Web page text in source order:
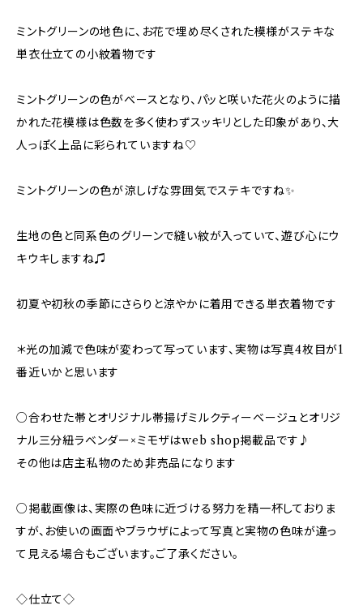
ミントグリーンの地色に、お花で埋め尽くされた模様がステキな
単衣仕立ての小紋着物です
ミントグリーンの色がベースとなり、パッと咲いた花火のように描
かれた花模様は色数を多く使わずスッキリとした印象があり、大
人っぽく上品に彩られていますね♡
ミントグリーンの色が涼しげな雰囲気でステキですね✨
生地の色と同系色のグリーンで縫い紋が入っていて、遊び心にウ
キウキしますね♫
初夏や初秋の季節にさらりと涼やかに着用できる単衣着物です
＊光の加減で色味が変わって写っています、実物は写真4枚目が1
番近いかと思います
○合わせた帯とオリジナル帯揚げミルクティーベージュとオリジ
ナル三分紐ラベンダー×ミモザはweb shop掲載品です♪
その他は店主私物のため非売品になります
○掲載画像は、実際の色味に近づける努力を精一杯しておりま
すが、お使いの画面やブラウザによって写真と実物の色味が違っ
て見える場合もございます。ご了承ください。
◇仕立て◇